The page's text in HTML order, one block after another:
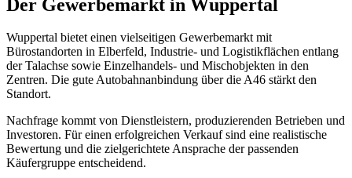
Der Gewerbemarkt in Wuppertal
Wuppertal bietet einen vielseitigen Gewerbemarkt mit
Bürostandorten in Elberfeld, Industrie- und Logistikflächen entlang
der Talachse sowie Einzelhandels- und Mischobjekten in den
Zentren. Die gute Autobahnanbindung über die A46 stärkt den
Standort.
Nachfrage kommt von Dienstleistern, produzierenden Betrieben und
Investoren. Für einen erfolgreichen Verkauf sind eine realistische
Bewertung und die zielgerichtete Ansprache der passenden
Käufergruppe entscheidend.